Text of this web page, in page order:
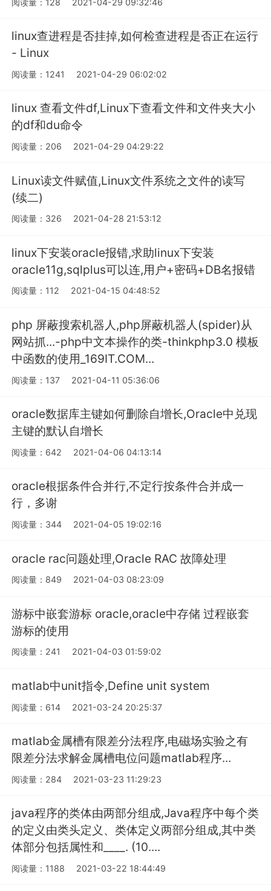
linux查进程是否挂掉,如何检查进程是否正在运行
- Linux
阅读量：1241 2021-04-29 06:02:02
linux 查看文件df,Linux下查看文件和文件夹大小
的df和du命令
阅读量：206 2021-04-29 04:29:22
Linux读文件赋值,Linux文件系统之文件的读写
(续二)
阅读量：326 2021-04-28 21:53:12
linux下安装oracle报错,求助linux下安装
oracle11g,sqlplus可以连,用户+密码+DB名报错
阅读量：112 2021-04-15 04:48:52
php 屏蔽搜索机器人,php屏蔽机器人(spider)从
网站抓...-php中文本操作的类-thinkphp3.0 模板
中函数的使用_169IT.COM...
阅读量：137 2021-04-11 05:36:06
oracle数据库主键如何删除自增长,Oracle中兑现
主键的默认自增长
阅读量：642 2021-04-06 04:13:14
oracle根据条件合并行,不定行按条件合并成一
行，多谢
阅读量：344 2021-04-05 19:02:16
oracle rac问题处理,Oracle RAC 故障处理
阅读量：849 2021-04-03 08:23:09
游标中嵌套游标 oracle,oracle中存储 过程嵌套
游标的使用
阅读量：241 2021-04-03 01:59:02
matlab中unit指令,Define unit system
阅读量：614 2021-03-24 20:25:37
matlab金属槽有限差分法程序,电磁场实验之有
限差分法求解金属槽电位问题matlab程序...
阅读量：284 2021-03-23 11:29:23
java程序的类体由两部分组成,Java程序中每个类
的定义由类头定义、类体定义两部分组成,其中类
体部分包括属性和____. (10....
阅读量：1188 2021-03-22 18:44:49